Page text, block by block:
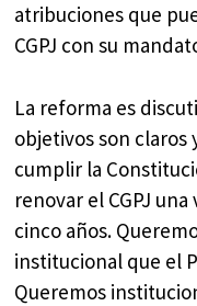
atribuciones que
CGPJ con su
La reforma es
objetivos son claros
cumplir la
renovar el CGPJ
cinco años.
institucional que el
Queremos